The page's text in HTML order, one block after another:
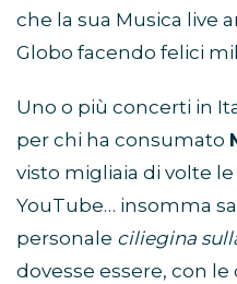
che la sua Musica live
Globo facendo felici
Uno o più concerti in
per chi ha consumato
visto migliaia di volte
YouTube… insomma
personale ciliegina
dovesse essere, con